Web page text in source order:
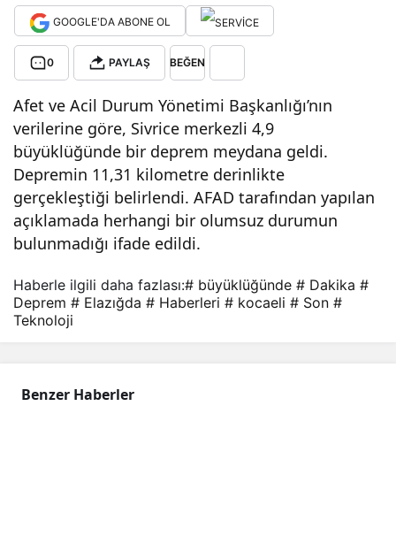
GOOGLE'DA ABONE OL
0 PAYLAŞ BEĞEN
Afet ve Acil Durum Yönetimi Başkanlığı’nın
verilerine göre, Sivrice merkezli 4,9
büyüklüğünde bir deprem meydana geldi.
Depremin 11,31 kilometre derinlikte
gerçekleştiği belirlendi. AFAD tarafından yapılan
açıklamada herhangi bir olumsuz durumun
bulunmadığı ifade edildi.
4,9
üklü
ğün
de
dep
rem
Varsayılana
Haberle ilgili daha fazlası:# büyüklüğünde # Dakika #
Deprem # Elazığda # Haberleri # kocaeli # Son #
Teknoloji
Benzer Haberler